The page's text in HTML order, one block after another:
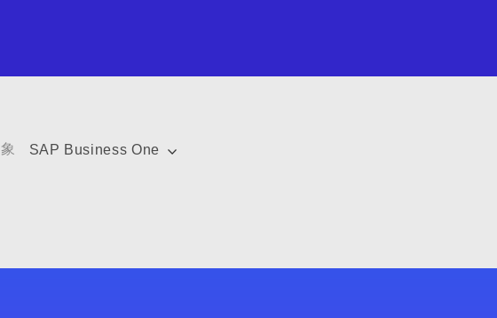
SAP Business One